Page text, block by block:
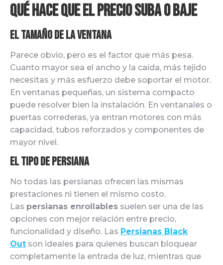
Qué hace que el precio suba o baje
El tamaño de la ventana
Parece obvio, pero es el factor que más pesa.
Cuanto mayor sea el ancho y la caída, más tejido
necesitas y más esfuerzo debe soportar el motor.
En ventanas pequeñas, un sistema compacto
puede resolver bien la instalación. En ventanales o
puertas correderas, ya entran motores con más
capacidad, tubos reforzados y componentes de
mayor nivel.
El tipo de persiana
No todas las persianas ofrecen las mismas
prestaciones ni tienen el mismo costo.
Las persianas enrollables suelen ser una de las
opciones con mejor relación entre precio,
funcionalidad y diseño. Las Persianas Black
Out son ideales para quienes buscan bloquear
completamente la entrada de luz, mientras que